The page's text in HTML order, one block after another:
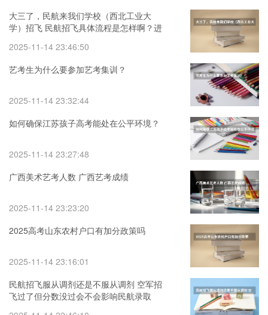
大三了，民航来我们学校（西北工业大
学）招飞 民航招飞具体流程是怎样啊？进
应届大学本科生。请了解的高人指点啊
2025-11-14 23:46:50
艺考生为什么要参加艺考集训？
2025-11-14 23:32:44
如何确保江苏孩子高考能处在公平环境？
2025-11-14 23:27:48
广西美术艺考人数 广西艺考成绩
2025-11-14 23:23:20
2025高考山东农村户口有加分政策吗
2025-11-14 23:16:01
民航招飞服从调剂还是不服从调剂 空军招
飞过了但分数没过会不会影响民航录取